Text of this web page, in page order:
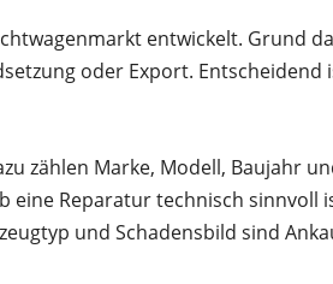
entwickelt. Grund
oder Export. Entscheidend
zählen Marke, Modell, Baujahr
eine Reparatur technisch sinnvoll
und Schadensbild sind